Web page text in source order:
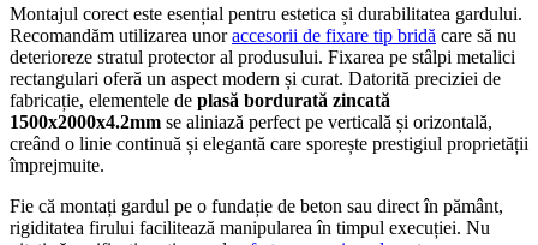
Montajul corect este esențial pentru estetica și durabilitatea gardului.
Recomandăm utilizarea unoraccesorii de fixare tip bridă care să nu
deterioreze stratul protector al produsului. Fixarea pe stâlpi metalici
rectangulari oferă un aspect modern și curat. Datorită preciziei de
fabricație, elementele de plasă bordurată zincată
1500x2000x4.2mm se aliniază perfect pe verticală și orizontală,
creând o linie continuă și elegantă care sporește prestigiul proprietății
împrejmuite.
Fie că montați gardul pe o fundație de beton sau direct în pământ,
rigiditatea firului facilitează manipularea în timpul execuției. Nu